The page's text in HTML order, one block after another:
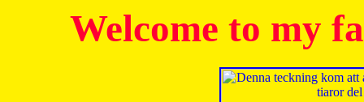
Welcome to my